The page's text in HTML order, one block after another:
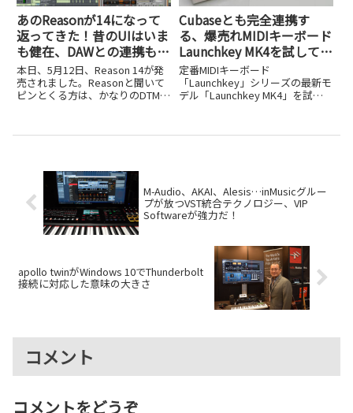
あのReasonが14になって
返ってきた！昔のUIはいま
も健在、DAWとの連携も強
化され、LANDRから発売に
本日、5月12日、Reason 14が発
売されました。Reasonと聞いて
ピンとくる方は、かなりのDTM歴
か！」という方も少なくないと思
Cubaseとも完全連携す
る、爆売れMIDIキーボード
Launchkey MK4を試してみ
た
定番MIDIキーボード
「Launchkey」シリーズの最新モ
デル「Launchkey MK4」を試し
M-Audio、AKAI、Alesis…inMusicグルー
プが放つVST統合テクノロジー、VIP
Softwareが強力だ！
apollo twinがWindows 10でThunderbolt
接続に対応した意味の大きさ
コメント
コメントをどうぞ